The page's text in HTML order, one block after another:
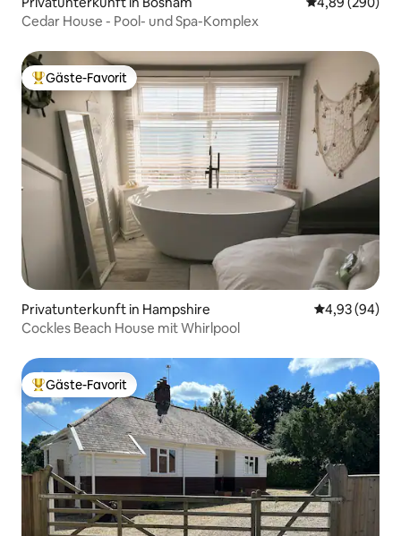
Cedar House - Pool- und Spa-Komplex
Beliebter Gäste-Favorit.
Gäste-Favorit
Privatunterkunft in Hampshire
4,93 (94)
Cockles Beach House mit Whirlpool
Beliebter Gäste-Favorit.
Gäste-Favorit